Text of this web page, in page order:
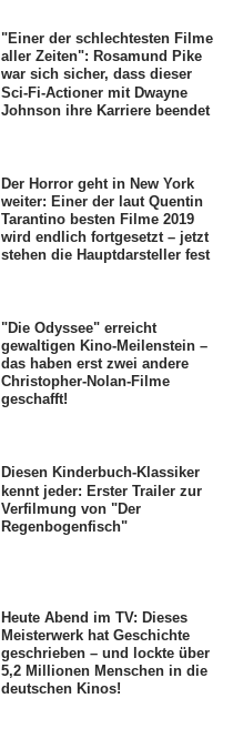
"Einer der schlechtesten Filme
aller Zeiten": Rosamund Pike
war sich sicher, dass dieser
Sci-Fi-Actioner mit Dwayne
Johnson ihre Karriere beendet
Der Horror geht in New York
weiter: Einer der laut Quentin
Tarantino besten Filme 2019
wird endlich fortgesetzt – jetzt
stehen die Hauptdarsteller fest
"Die Odyssee" erreicht
gewaltigen Kino-Meilenstein –
das haben erst zwei andere
Christopher-Nolan-Filme
geschafft!
Diesen Kinderbuch-Klassiker
kennt jeder: Erster Trailer zur
Verfilmung von "Der
Regenbogenfisch"
Heute Abend im TV: Dieses
Meisterwerk hat Geschichte
geschrieben – und lockte über
5,2 Millionen Menschen in die
deutschen Kinos!